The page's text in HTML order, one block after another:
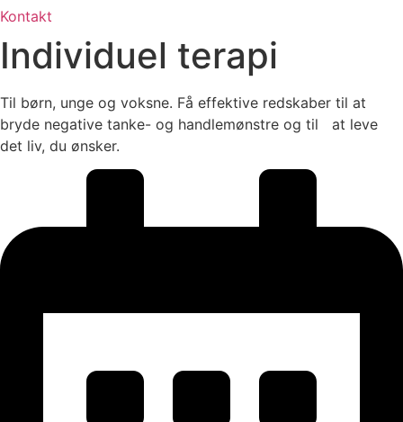
Kontakt
Individuel terapi
Til børn, unge og voksne. Få effektive redskaber til at
bryde negative tanke- og handlemønstre og til at leve
det liv, du ønsker.